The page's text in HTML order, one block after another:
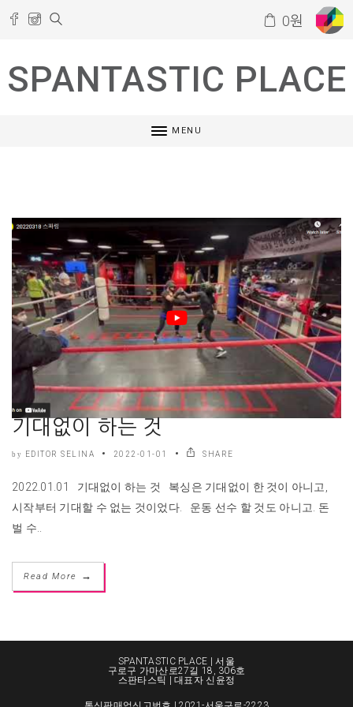
0원
SPANTASTIC PLACE
MENU
기대없이 하는 것
by EDITOR SELINA 2022-01-01 SHARE
2022.01.01 기대없이 하는 것 복싱은 기대없이 한 것이 아니고,
시작부터 기대할 수 없는 것이었다. 운동 선수 할 것도 아니고. 돈
벌 수..
Read More →
SPANTASTIC PLACE | 서울
구로구 가마산로27길 18, 306호
스판타스틱 | 대표자 신윤정